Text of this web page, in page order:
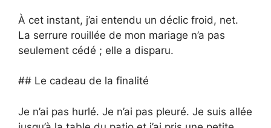
À cet instant, j’ai entendu un déclic froid, net.
La serrure rouillée de mon mariage n’a pas
seulement cédé ; elle a disparu.
## Le cadeau de la finalité
Je n’ai pas hurlé. Je n’ai pas pleuré. Je suis allée